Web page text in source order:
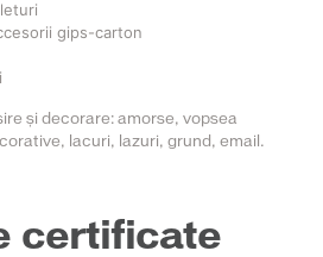
gips-carton
și decorare: amorse, vopsea
acuri, lazuri, grund, email.
certificate